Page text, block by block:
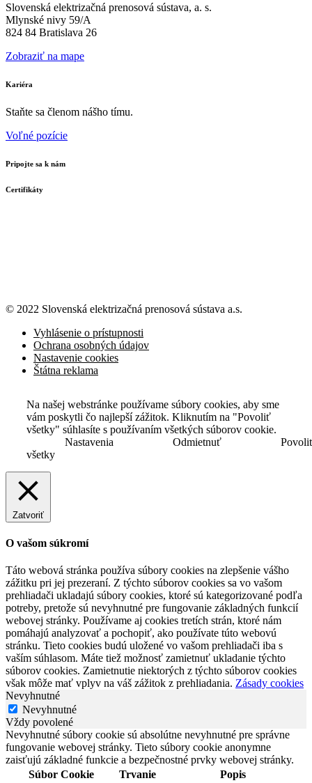
Slovenská elektrizačná prenosová sústava, a. s.
Mlynské nivy 59/A
824 84 Bratislava 26
Zobraziť na mape
Kariéra
Staňte sa členom nášho tímu.
Voľné pozície
Pripojte sa k nám
Certifikáty
© 2022 Slovenská elektrizačná prenosová sústava a.s.
Vyhlásenie o prístupnosti
Ochrana osobných údajov
Nastavenie cookies
Štátna reklama
Na našej webstránke používame súbory cookies, aby sme
vám poskytli čo najlepší zážitok. Kliknutím na "Povoliť
všetky" súhlasíte s používaním všetkých súborov cookie.
Nastavenia
Odmietnuť
všetky
Zatvoriť
O vašom súkromí
Táto webová stránka používa súbory cookies na zlepšenie vášho
zážitku pri jej prezeraní. Z týchto súborov cookies sa vo vašom
prehliadači ukladajú súbory cookies, ktoré sú kategorizované podľa
potreby, pretože sú nevyhnutné pre fungovanie základných funkcií
webovej stránky. Používame aj cookies tretích strán, ktoré nám
pomáhajú analyzovať a pochopiť, ako používate túto webovú
stránku. Tieto cookies budú uložené vo vašom prehliadači iba s
vaším súhlasom. Máte tiež možnosť zamietnuť ukladanie týchto
súborov cookies. Zamietnutie niektorých z týchto súborov cookies
však môže mať vplyv na váš zážitok z prehliadania. Zásady cookies
Nevyhnutné
Nevyhnutné
Vždy povolené
Nevyhnutné súbory cookie sú absolútne nevyhnutné pre správne
fungovanie webovej stránky. Tieto súbory cookie anonymne
zaisťujú základné funkcie a bezpečnostné prvky webovej stránky.
Súbor Cookie
Trvanie Popis